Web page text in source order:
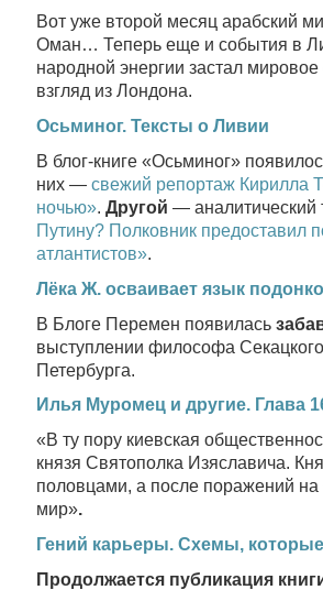
Вот уже второй месяц арабский
Оман… Теперь еще и события в
народной энергии застал
взгляд из Лондона.
Осьминог. Тексты о Ливии
В блог-книге «Осьминог»
них — свежий репортаж Кирилла
ночью». Другой — аналитический
Путину? Полковник предоставил
атлантистов».
Лёка Ж. осваивает язык
В Блоге Перемен появилась
выступлении философа
Петербурга.
Илья Муромец и другие. Глава
«В ту пору киевская
князя Святополка Изяславича.
половцами, а после поражений
мир».
Гений карьеры. Схемы,
Продолжается публикация